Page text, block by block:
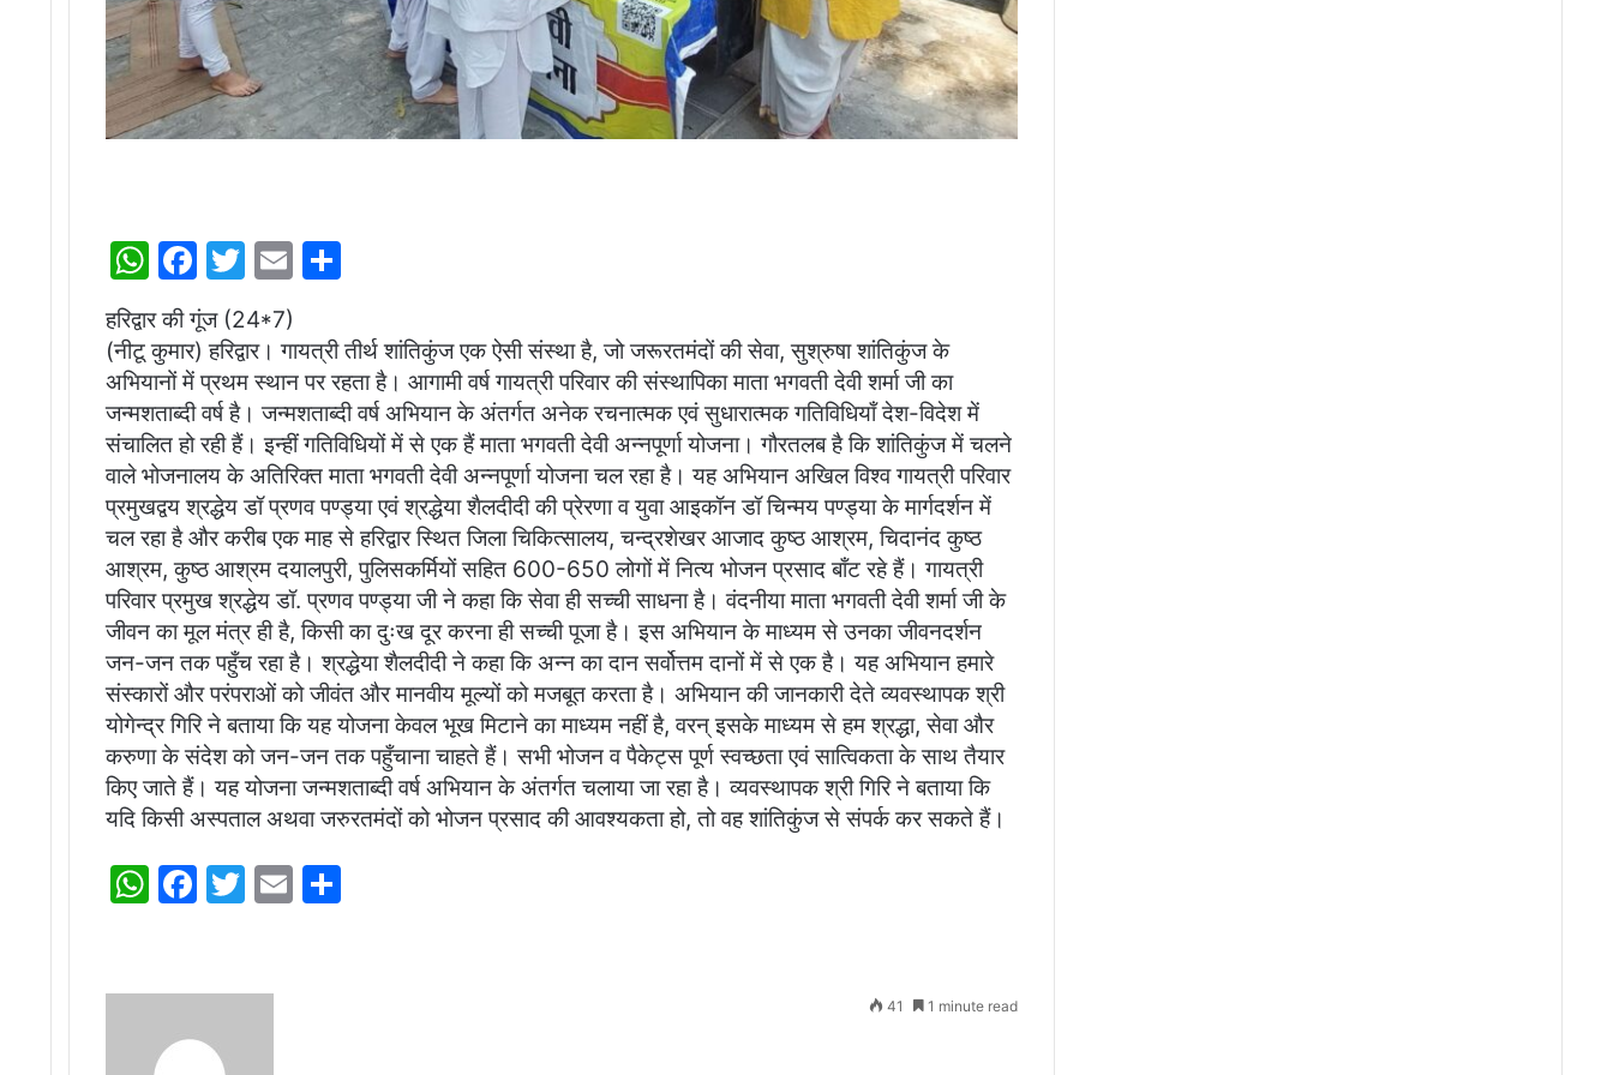
W
at
s
A
p
p
F
a
c
e
b
o
o
k
T
w
itt
er
E
ai
l
ar
e
हरिद्वार की गूंज (24*7)
(नीटू कुमार) हरिद्वार। गायत्री तीर्थ शांतिकुंज एक ऐसी संस्था है, जो जरूरतमंदों की सेवा, सुश्रुषा शांतिकुंज के
अभियानों में प्रथम स्थान पर रहता है। आगामी वर्ष गायत्री परिवार की संस्थापिका माता भगवती देवी शर्मा जी का
जन्मशताब्दी वर्ष है। जन्मशताब्दी वर्ष अभियान के अंतर्गत अनेक रचनात्मक एवं सुधारात्मक गतिविधियाँ देश-विदेश में
संचालित हो रही हैं। इन्हीं गतिविधियों में से एक हैं माता भगवती देवी अन्नपूर्णा योजना। गौरतलब है कि शांतिकुंज में चलने
वाले भोजनालय के अतिरिक्त माता भगवती देवी अन्नपूर्णा योजना चल रहा है। यह अभियान अखिल विश्व गायत्री परिवार
प्रमुखद्वय श्रद्धेय डॉ प्रणव पण्ड्या एवं श्रद्धेया शैलदीदी की प्रेरणा व युवा आइकॉन डॉ चिन्मय पण्ड्या के मार्गदर्शन में
चल रहा है और करीब एक माह से हरिद्वार स्थित जिला चिकित्सालय, चन्द्रशेखर आजाद कुष्ठ आश्रम, चिदानंद कुष्ठ
आश्रम, कुष्ठ आश्रम दयालपुरी, पुलिसकर्मियों सहित 600-650 लोगों में नित्य भोजन प्रसाद बाँट रहे हैं। गायत्री
परिवार प्रमुख श्रद्धेय डॉ. प्रणव पण्ड्या जी ने कहा कि सेवा ही सच्ची साधना है। वंदनीया माता भगवती देवी शर्मा जी के
जीवन का मूल मंत्र ही है, किसी का दुःख दूर करना ही सच्ची पूजा है। इस अभियान के माध्यम से उनका जीवनदर्शन
जन-जन तक पहुँच रहा है। श्रद्धेया शैलदीदी ने कहा कि अन्न का दान सर्वोत्तम दानों में से एक है। यह अभियान हमारे
संस्कारों और परंपराओं को जीवंत और मानवीय मूल्यों को मजबूत करता है। अभियान की जानकारी देते व्यवस्थापक श्री
योगेन्द्र गिरि ने बताया कि यह योजना केवल भूख मिटाने का माध्यम नहीं है, वरन् इसके माध्यम से हम श्रद्धा, सेवा और
करुणा के संदेश को जन-जन तक पहुँचाना चाहते हैं। सभी भोजन व पैकेट्स पूर्ण स्वच्छता एवं सात्विकता के साथ तैयार
किए जाते हैं। यह योजना जन्मशताब्दी वर्ष अभियान के अंतर्गत चलाया जा रहा है। व्यवस्थापक श्री गिरि ने बताया कि
यदि किसी अस्पताल अथवा जरुरतमंदों को भोजन प्रसाद की आवश्यकता हो, तो वह शांतिकुंज से संपर्क कर सकते हैं।
W
s
A
F
e
b
T
er
E
41 1 minute read